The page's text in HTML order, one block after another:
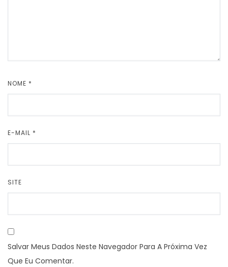
NOME *
E-MAIL *
SITE
Salvar Meus Dados Neste Navegador Para A Próxima Vez
Que Eu Comentar.